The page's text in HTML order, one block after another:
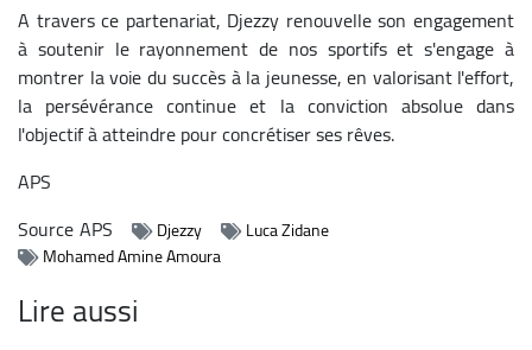
A travers ce partenariat, Djezzy renouvelle son engagement
à soutenir le rayonnement de nos sportifs et s'engage à
montrer la voie du succès à la jeunesse, en valorisant l'effort,
la persévérance continue et la conviction absolue dans
l'objectif à atteindre pour concrétiser ses rêves.
APS
SourceAPS Djezzy
Luca Zidane
Mohamed Amine Amoura
Lire aussi